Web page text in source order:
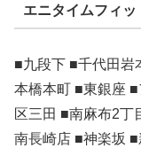
エニタイムフィッ
■九段下 ■千代田岩
本橋本町 ■東銀座
区三田 ■南麻布2丁
南長崎店 ■神楽坂